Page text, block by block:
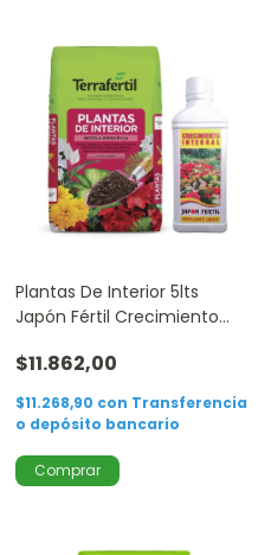
Plantas De Interior 5lts
Japón Fértil Crecimiento
$11.862,00
$11.268,90 con Transferencia
o depósito bancario